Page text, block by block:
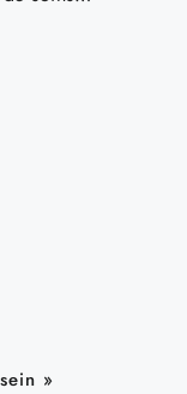
»